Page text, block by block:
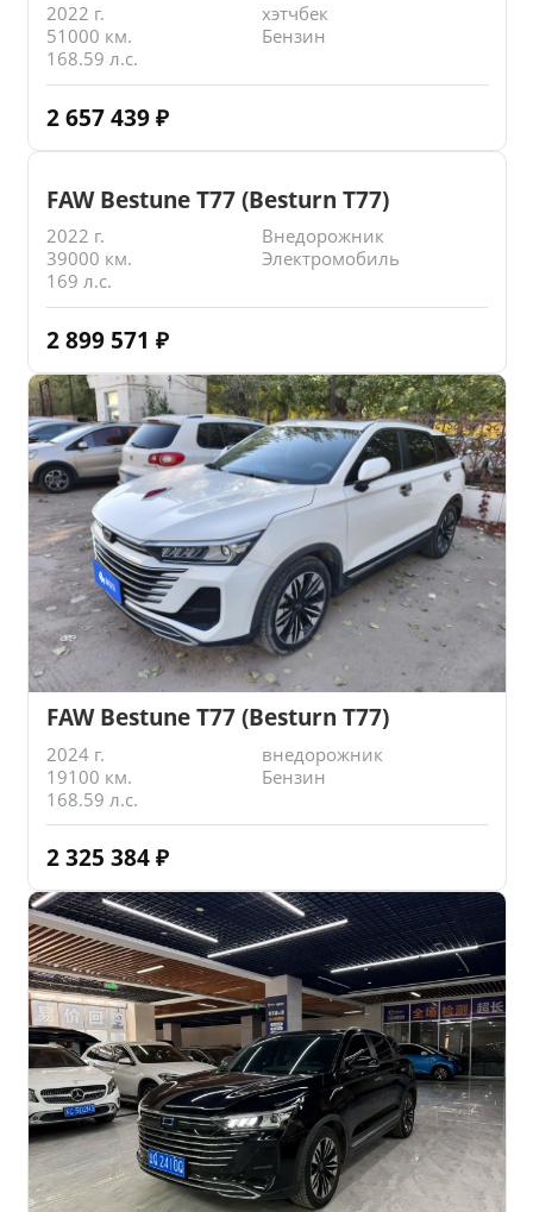
2022 г.
хэтчбек
51000 км.
Бензин
168.59 л.с.
2 657 439 ₽
FAW Bestune T77 (Besturn T77)
2022 г.
Внедорожник
39000 км.
Электромобиль
169 л.с.
2 899 571 ₽
FAW Bestune T77 (Besturn T77)
2024 г.
внедорожник
19100 км.
Бензин
168.59 л.с.
2 325 384 ₽